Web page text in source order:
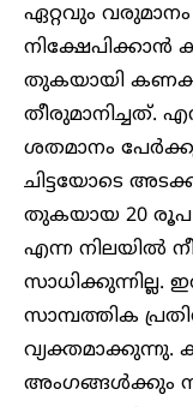
ഏറ്റവും
നിക്ഷേപിക്കാൻ
തുകയായി
തീരുമാനിച്ചത്.
ശതമാനം
ചിട്ടയോടെ
തുകയായ 20 രൂപ
എന്ന നിലയിൽ
സാധിക്കുന്നില്ല.
സാമ്പത്തിക
വ്യക്തമാക്കുന്നു.
അംഗങ്ങൾക്കും